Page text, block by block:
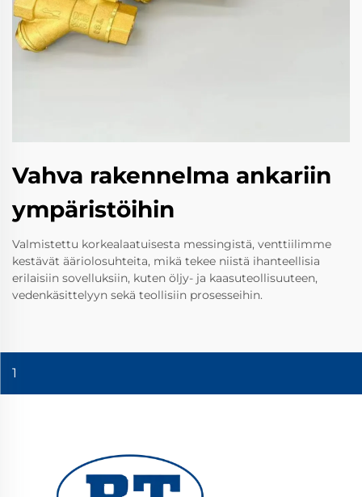
Vahva rakennelma ankariin
ympäristöihin
Valmistettu korkealaatuisesta messingistä, venttiilimme
kestävät ääriolosuhteita, mikä tekee niistä ihanteellisia
erilaisiin sovelluksiin, kuten öljy- ja kaasuteollisuuteen,
vedenkäsittelyyn sekä teollisiin prosesseihin.
1